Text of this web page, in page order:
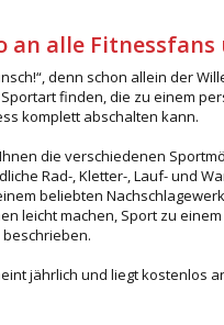
an alle
denn schon allein der
finden, die zu einem
komplett abschalten kann.
die verschiedenen
Rad-, Kletter-, Lauf- und
beliebten
leicht machen, Sport zu
jährlich und liegt kostenlos